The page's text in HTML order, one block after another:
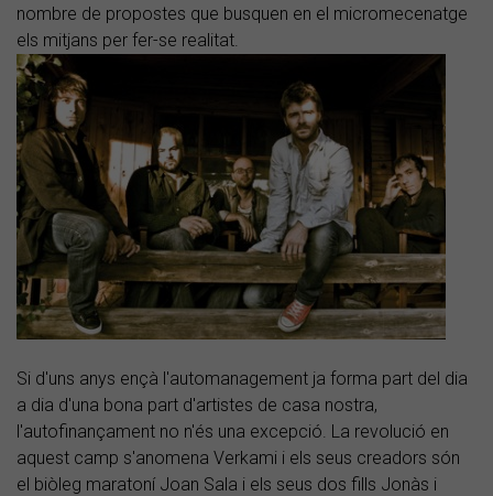
nombre de propostes que busquen en el micromecenatge
els mitjans per fer-se realitat.
Si d'uns anys ençà l'automanagement ja forma part del dia
a dia d'una bona part d'artistes de casa nostra,
l'autofinançament no n'és una excepció. La revolució en
aquest camp s'anomena Verkami i els seus creadors són
el biòleg maratoní Joan Sala i els seus dos fills Jonàs i